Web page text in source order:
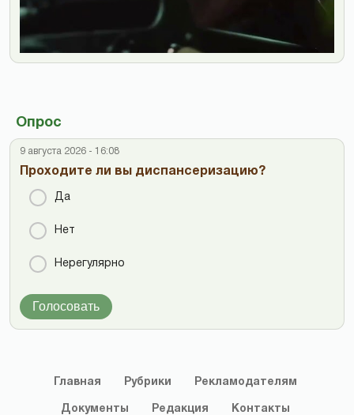
Опрос
9 августа 2026 - 16:08
Проходите ли вы диспансеризацию?
Да
Нет
Нерегулярно
Голосовать
Главная Рубрики Рекламодателям
Документы Редакция Контакты